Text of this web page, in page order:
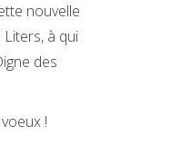
nouvelle
à qui
des
!